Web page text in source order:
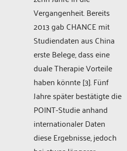
Vergangenheit. Bereits
2013 gab CHANCE mit
Studiendaten aus China
erste Belege, dass eine
duale Therapie Vorteile
haben könnte [3]. Fünf
Jahre später bestätigte die
POINT-Studie anhand
internationaler Daten
diese Ergebnisse, jedoch